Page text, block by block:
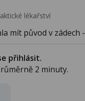
lékařství
mít původ v zádech -
přihlásit.
2 minuty.